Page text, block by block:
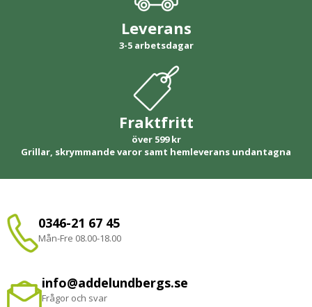
Leverans
3-5 arbetsdagar
Fraktfritt
över 599 kr
Grillar, skrymmande varor samt hemleverans undantagna
0346-21 67 45
Mån-Fre 08.00-18.00
info@addelundbergs.se
Frågor och svar